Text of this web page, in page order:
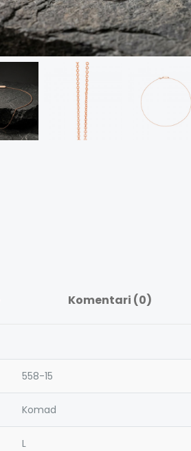
Komentari (0)
558-15
Komad
L